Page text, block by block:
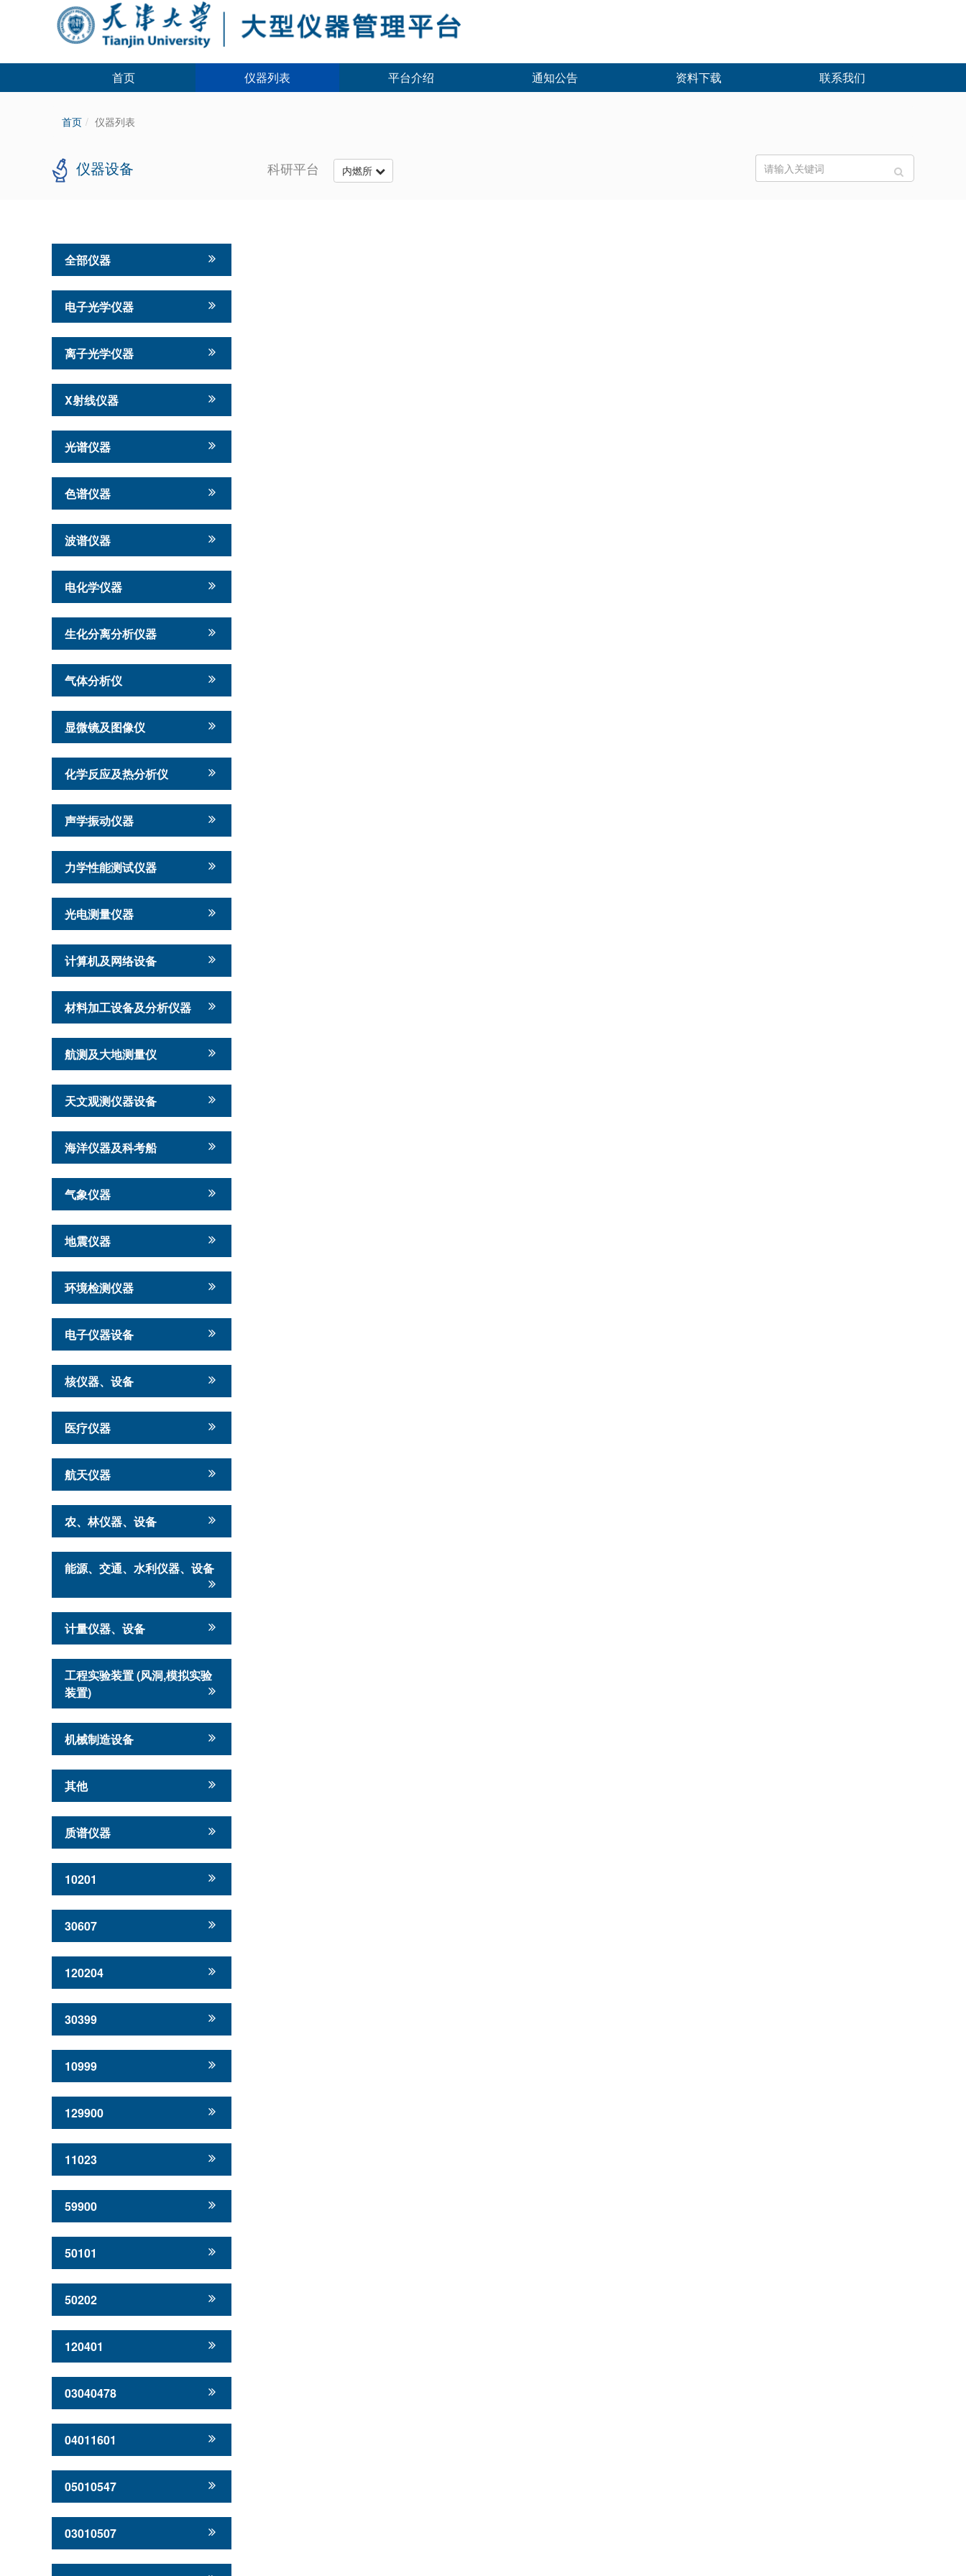
首页 仪器列表 平台介绍 通知公告 资料下载 联系我们
首页 仪器列表
仪器设备 科研平台 内燃所
全部仪器
电子光学仪器
离子光学仪器
X射线仪器
光谱仪器
色谱仪器
波谱仪器
电化学仪器
生化分离分析仪器
气体分析仪
显微镜及图像仪
化学反应及热分析仪
声学振动仪器
力学性能测试仪器
光电测量仪器
计算机及网络设备
材料加工设备及分析仪器
航测及大地测量仪
天文观测仪器设备
海洋仪器及科考船
气象仪器
地震仪器
环境检测仪器
电子仪器设备
核仪器、设备
医疗仪器
航天仪器
农、林仪器、设备
能源、交通、水利仪器、设备
计量仪器、设备
工程实验装置 (风洞,模拟实验
装置)
机械制造设备
其他
质谱仪器
10201
30607
120204
30399
10999
129900
11023
59900
50101
50202
120401
03040478
04011601
05010547
03010507